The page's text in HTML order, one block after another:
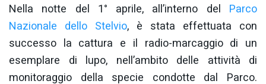
Nella notte del 1° aprile, all’interno del Parco
Nazionale dello Stelvio, è stata effettuata con
successo la cattura e il radio-marcaggio di un
esemplare di lupo, nell’ambito delle attività di
monitoraggio della specie condotte dal Parco.